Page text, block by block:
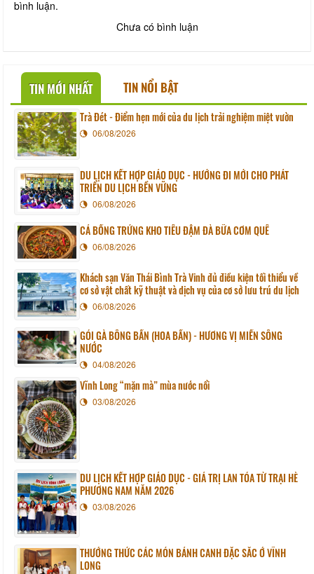
bình luận.
Chưa có bình luận
TIN MỚI NHẤT TIN NỔI BẬT
Trà Đét - Điểm hẹn mới của du lịch trải nghiệm miệt vườn
06/08/2026
DU LỊCH KẾT HỢP GIÁO DỤC - HƯỚNG ĐI MỚI CHO PHÁT
TRIỂN DU LỊCH BỀN VỮNG
06/08/2026
CÁ BỐNG TRỨNG KHO TIÊU ĐẬM ĐÀ BỮA CƠM QUÊ
06/08/2026
Khách sạn Văn Thái Bình Trà Vinh đủ điều kiện tối thiểu về
cơ sở vật chất kỹ thuật và dịch vụ của cơ sở lưu trú du lịch
06/08/2026
GỎI GÀ BÔNG BẦN (HOA BẦN) - HƯƠNG VỊ MIỀN SÔNG
NƯỚC
04/08/2026
Vĩnh Long “mặn mà” mùa nước nổi
03/08/2026
DU LỊCH KẾT HỢP GIÁO DỤC - GIÁ TRỊ LAN TỎA TỪ TRẠI HÈ
PHƯƠNG NAM NĂM 2026
03/08/2026
THƯỞNG THỨC CÁC MÓN BÁNH CANH ĐẶC SẮC Ở VĨNH
LONG